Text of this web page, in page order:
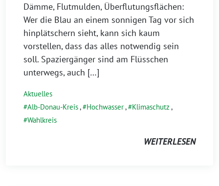
Dämme, Flutmulden, Überflutungsflächen:
Wer die Blau an einem sonnigen Tag vor sich
hinplätschern sieht, kann sich kaum
vorstellen, dass das alles notwendig sein
soll. Spaziergänger sind am Flüsschen
unterwegs, auch […]
Aktuelles
Alb-Donau-Kreis, Hochwasser, Klimaschutz ,
Wahlkreis
WEITERLESEN